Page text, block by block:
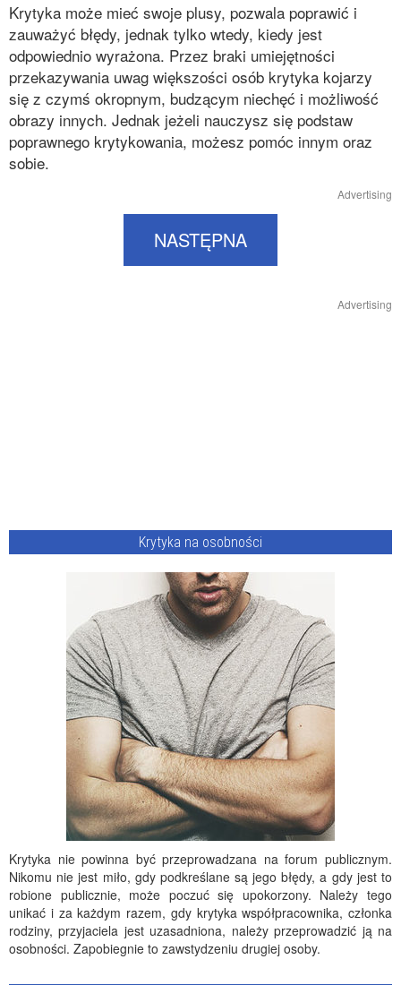
Krytyka może mieć swoje plusy, pozwala poprawić i
zauważyć błędy, jednak tylko wtedy, kiedy jest
odpowiednio wyrażona. Przez braki umiejętności
przekazywania uwag większości osób krytyka kojarzy
się z czymś okropnym, budzącym niechęć i możliwość
obrazy innych. Jednak jeżeli nauczysz się podstaw
poprawnego krytykowania, możesz pomóc innym oraz
sobie.
Advertising
NASTĘPNA
Advertising
Krytyka na osobności
Krytyka nie powinna być przeprowadzana na forum publicznym.
Nikomu nie jest miło, gdy podkreślane są jego błędy, a gdy jest to
robione publicznie, może poczuć się upokorzony. Należy tego
unikać i za każdym razem, gdy krytyka współpracownika, członka
rodziny, przyjaciela jest uzasadniona, należy przeprowadzić ją na
osobności. Zapobiegnie to zawstydzeniu drugiej osoby.